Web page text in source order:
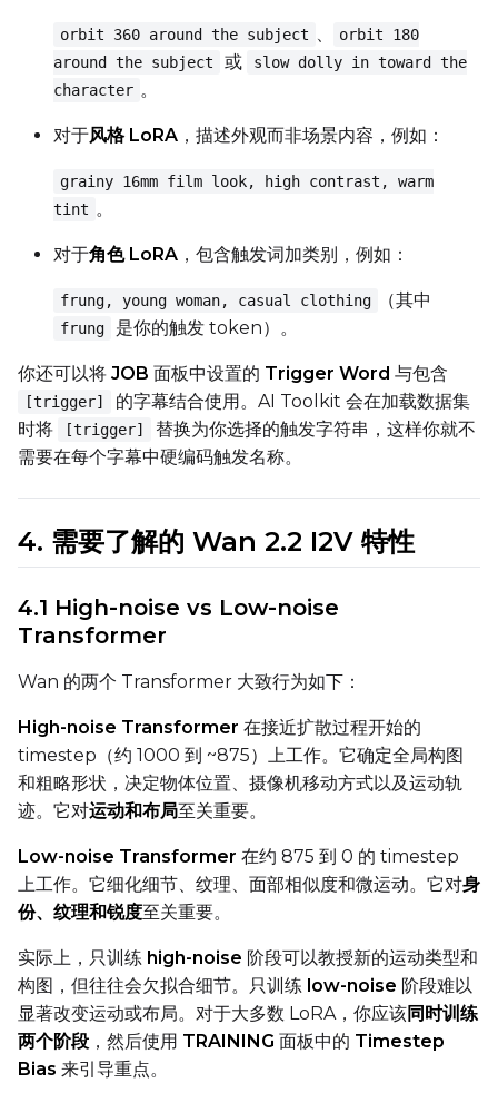
Num Frames
ToggleWalk Seed
Walk Seed
ToggleSkip First Sample
Skip First Sample
Toggle
Sample Prompts (10)
Height
Prompt
orbit 360 around the subject
orbit 180
around the subject
或
slow dolly in toward the
character 。
对于风格 LoRA ，描述外观而非场景内容，例如：
grainy 16mm film look, high contrast, warm
tint 。
对于角色 LoRA ，包含触发词加类别，例如：
frung, young woman, casual clothing （其中
frung 是你的触发 token）。
你还可以将 JOB 面板中设置的 Trigger Word 与包含
[trigger]
的字幕结合使用。AI Toolkit 会在加载数据集
时将
[trigger]
替换为你选择的触发字符串，这样你就不
需要在每个字幕中硬编码触发名称。
4. 需要了解的 Wan 2.2 I2V 特性
4.1 High-noise vs Low-noise
Transformer
Wan 的两个 Transformer 大致行为如下：
High-noise Transformer 在接近扩散过程开始的
timestep（约 1000 到 ~875）上工作。它确定全局构图
和粗略形状，决定物体位置、摄像机移动方式以及运动轨
迹。它对运动和布局至关重要。
Low-noise Transformer 在约 875 到 0 的 timestep
上工作。它细化细节、纹理、面部相似度和微运动。它对身
份、纹理和锐度至关重要。
实际上，只训练 high-noise 阶段可以教授新的运动类型和
构图，但往往会欠拟合细节。只训练 low-noise 阶段难以
显著改变运动或布局。对于大多数 LoRA，你应该同时训练
两个阶段 ，然后使用 TRAINING 面板中的 Timestep
Bias 来引导重点。